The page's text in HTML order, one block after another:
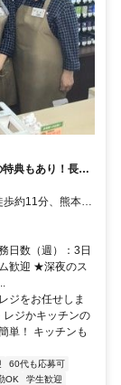
典もあり！長～
約11分、熊本市
本市電Ａ系統/熊
い
日数（週）：3日
歓迎 ★深夜のス
ジをお任せしま
レジかキッチンの
単！ キッチンも
60代も応募可
OK
学生歓迎